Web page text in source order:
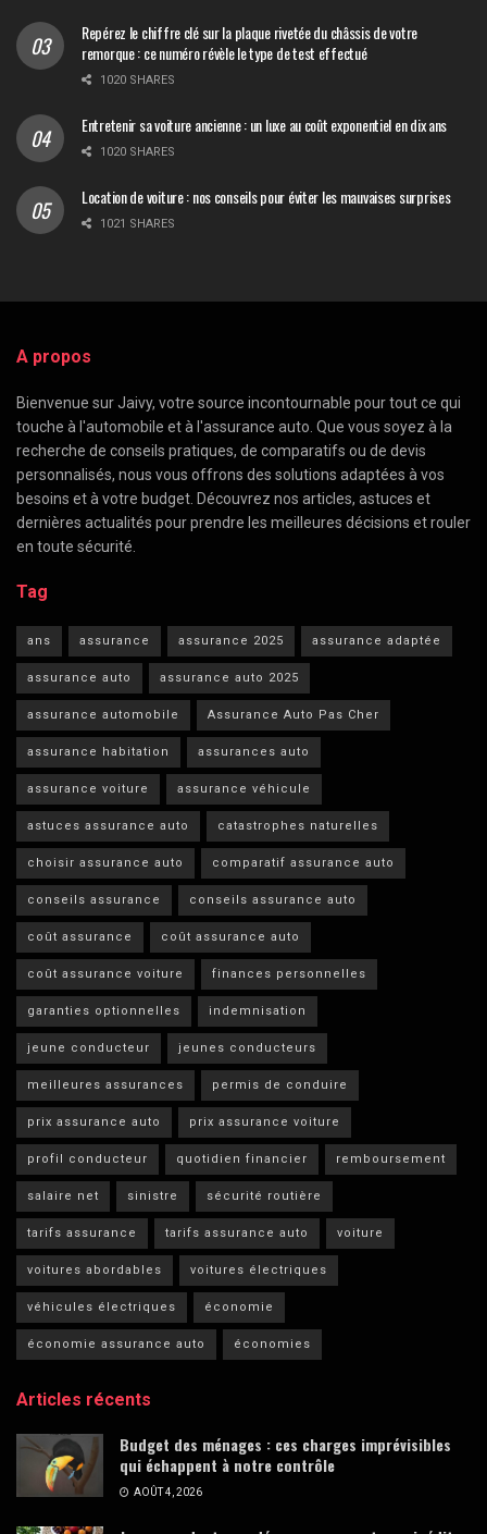
Repérez le chiffre clé sur la plaque rivetée du châssis de votre
remorque : ce numéro révèle le type de test effectué
1020 SHARES
Entretenir sa voiture ancienne : un luxe au coût exponentiel en dix ans
1020 SHARES
Location de voiture : nos conseils pour éviter les mauvaises surprises
1021 SHARES
A propos
Bienvenue sur Jaivy, votre source incontournable pour tout ce qui
touche à l'automobile et à l'assurance auto. Que vous soyez à la
recherche de conseils pratiques, de comparatifs ou de devis
personnalisés, nous vous offrons des solutions adaptées à vos
besoins et à votre budget. Découvrez nos articles, astuces et
dernières actualités pour prendre les meilleures décisions et rouler
en toute sécurité.
Tag
ans assurance assurance 2025 assurance adaptée
assurance auto assurance auto 2025
assurance automobile Assurance Auto Pas Cher
assurance habitation assurances auto
assurance voiture assurance véhicule
astuces assurance auto catastrophes naturelles
choisir assurance auto comparatif assurance auto
conseils assurance conseils assurance auto
coût assurance coût assurance auto
coût assurance voiture finances personnelles
garanties optionnelles indemnisation
jeune conducteur jeunes conducteurs
meilleures assurances permis de conduire
prix assurance auto prix assurance voiture
profil conducteur quotidien financier remboursement
salaire net sinistre sécurité routière
tarifs assurance tarifs assurance auto voiture
voitures abordables voitures électriques
véhicules électriques économie
économie assurance auto économies
Articles récents
Budget des ménages : ces charges imprévisibles
qui échappent à notre contrôle
AOÛT 4, 2026